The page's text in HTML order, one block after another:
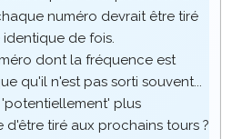
numéro devrait être tiré
de fois.
dont la fréquence est
qu'il n'est pas sorti souvent...
plus
d'être tiré aux prochains tours ?